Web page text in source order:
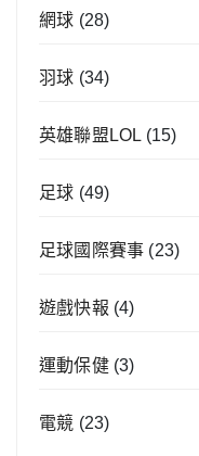
網球 (28)
羽球 (34)
英雄聯盟LOL (15)
足球 (49)
足球國際賽事 (23)
遊戲快報 (4)
運動保健(3)
電競 (23)